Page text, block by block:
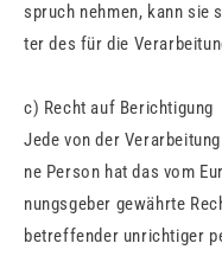
spruch neh­men, kann
ter des für die
c) Recht auf Be­rich­ti­gung
Jede von der
ne Per­son hat das vom
nungs­ge­ber ge­währ­te
be­tref­fen­der un­rich­ti­ger